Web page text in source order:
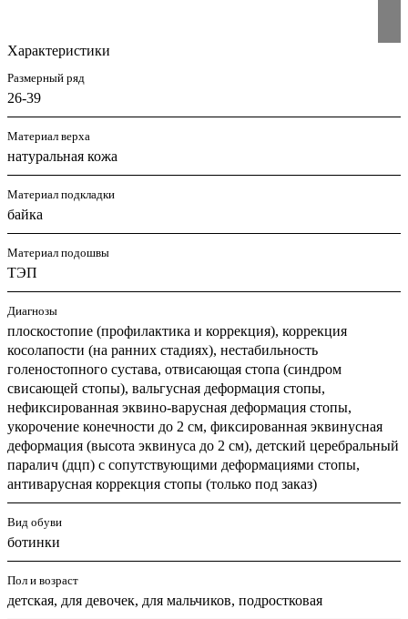
Характеристики
Размерный ряд
26-39
Материал верха
натуральная кожа
Материал подкладки
байка
Материал подошвы
ТЭП
Диагнозы
плоскостопие (профилактика и коррекция), коррекция
косолапости (на ранних стадиях), нестабильность
голеностопного сустава, отвисающая стопа (синдром
свисающей стопы), вальгусная деформация стопы,
нефиксированная эквино-варусная деформация стопы,
укорочение конечности до 2 см, фиксированная эквинусная
деформация (высота эквинуса до 2 см), детский церебральный
паралич (дцп) с сопутствующими деформациями стопы,
антиварусная коррекция стопы (только под заказ)
Вид обуви
ботинки
Пол и возраст
детская, для девочек, для мальчиков, подростковая